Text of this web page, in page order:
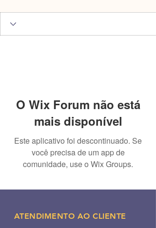
O Wix Forum não está
mais disponível
Este aplicativo foi descontinuado. Se
você precisa de um app de
comunidade, use o Wix Groups.
ATENDIMENTO AO CLIENTE